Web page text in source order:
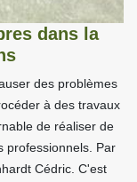
dans la
des problèmes
à des travaux
de réaliser de
professionnels. Par
Cédric. C'est